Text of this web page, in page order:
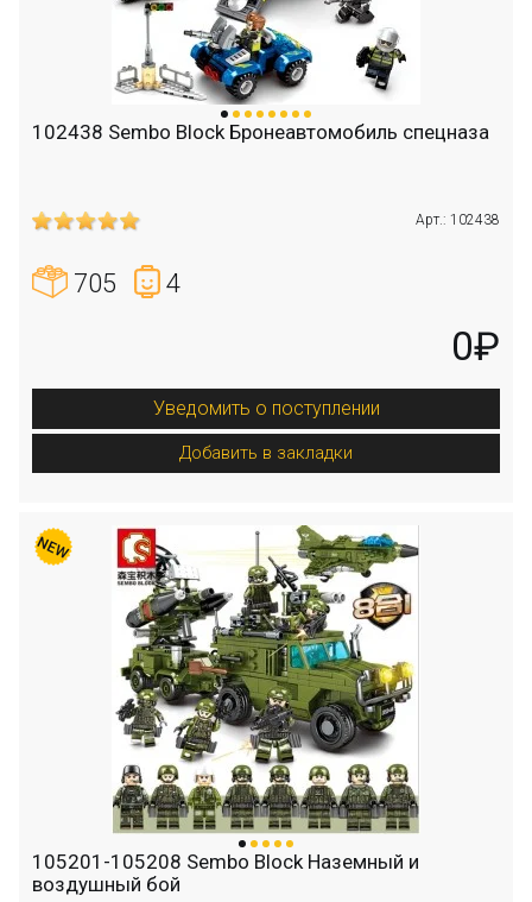
102438 Sembo Block Бронеавтомобиль спецназа
Арт.: 102438
705 4
0₽
Уведомить о поступлении
Добавить в закладки
105201-105208 Sembo Block Наземный и
воздушный бой